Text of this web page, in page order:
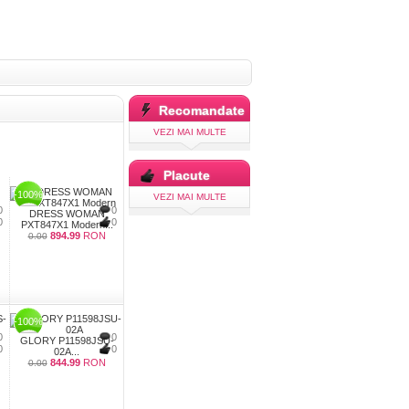
-100%
0
0
DRESS WOMAN
PXT847X1 Modern...
0.00 894.99 RON
-100%
0
0
GLORY P11598JSU-
02A...
0.00 844.99 RON
Recomandate
VEZI MAI MULTE
Placute
VEZI MAI MULTE